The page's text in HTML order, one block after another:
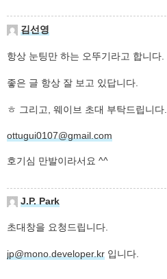
김선영
항상 눈팅만 하는 오뚜기라고 합니다.
좋은 글 항상 잘 보고 있답니다.
ㅎ 그리고, 웨이브 초대 부탁드립니다.
ottugui0107@gmail.com
호기심 만발이라서요 ^^
J.P. Park
초대창을 요청드립니다.
jp@mono.developer.kr 입니다.